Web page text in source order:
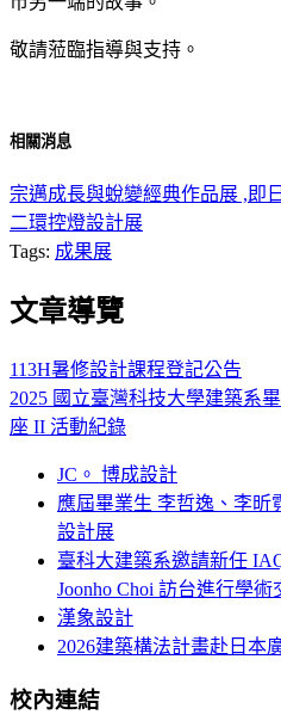
敬請蒞臨指導與支持。
相關消息
宗邁成長與蛻變經典作品展 ,即
二環控燈設計展
Tags: 成果展
文章導覽
113H暑修設計課程登記公告
2025 國立臺灣科技大學建築系
座 II 活動紀錄
JC。 博成設計
應屆畢業生 李哲逸、李昕
設計展
臺科大建築系邀請新任
Joonho Choi 訪台進行學術
漢象設計
2026建築構法計畫赴日本
校內連結